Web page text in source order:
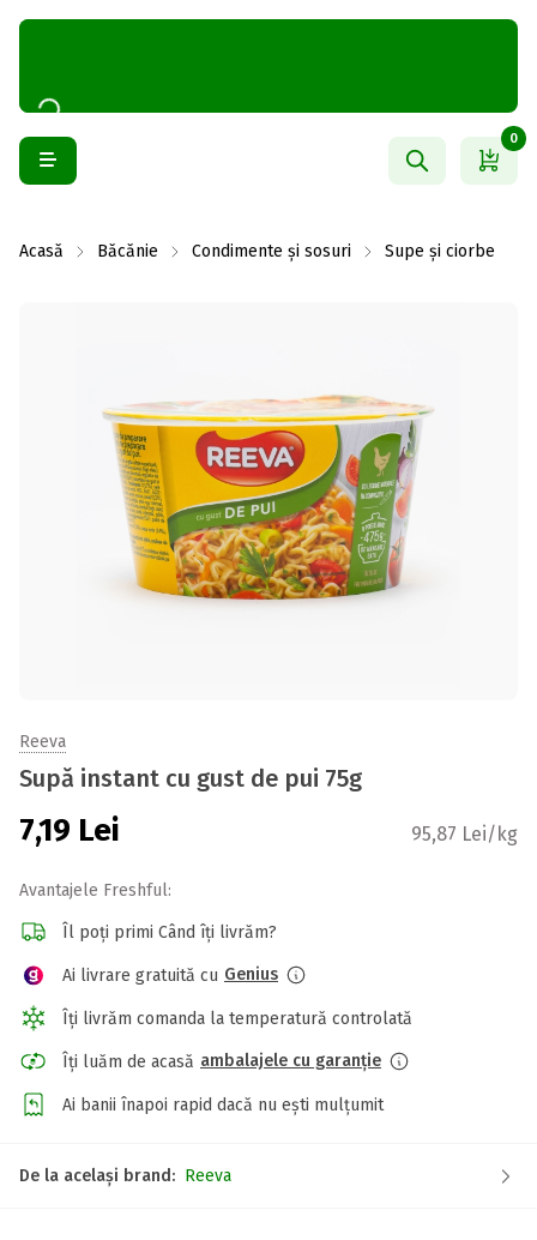
0
Acasă Băcănie Condimente și sosuri Supe și ciorbe
Reeva
Supă instant cu gust de pui 75g
7,19 Lei 95,87 Lei/kg
Avantajele Freshful:
Îl poți primi Când îți livrăm?
Ai livrare gratuită cu Genius
Îți livrăm comanda la temperatură controlată
Îți luăm de acasă ambalajele cu garanție
Ai banii înapoi rapid dacă nu ești mulțumit
De la același brand: Reeva